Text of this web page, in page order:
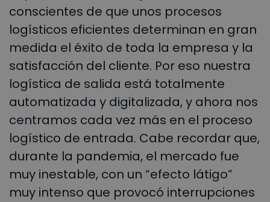
conscientes de que unos procesos
logísticos eficientes determinan en gran
medida el éxito de toda la empresa y la
satisfacción del cliente. Por eso nuestra
logística de salida está totalmente
automatizada y digitalizada, y ahora nos
centramos cada vez más en el proceso
logístico de entrada. Cabe recordar que,
durante la pandemia, el mercado fue
muy inestable, con un “efecto látigo”
muy intenso que provocó interrupciones